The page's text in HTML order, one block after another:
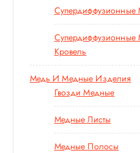
Кровель
Медь И Медные Изделия
Гвозди Медные
Медные Листы
Медные Полосы